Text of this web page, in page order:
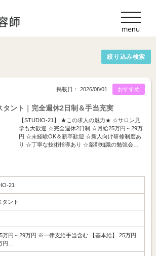
絞り込み検索
おすすめ
掲載日： 2026/08/01
タント｜完全週休2日制＆手当充実
【STUDIO-21】 ★この求人の魅力★ ☆サロン見
学も大歓迎 ☆完全週休2日制 ☆月給25万円～29万
円 ☆未経験OK＆新卒歓迎 ☆新人向け研修制度あ
り ☆丁寧な技術指導あり ☆薬剤知識の勉強会…
21
タント
万円～29万円 ※一律支給手当含む 【基本給】 25万円
円…